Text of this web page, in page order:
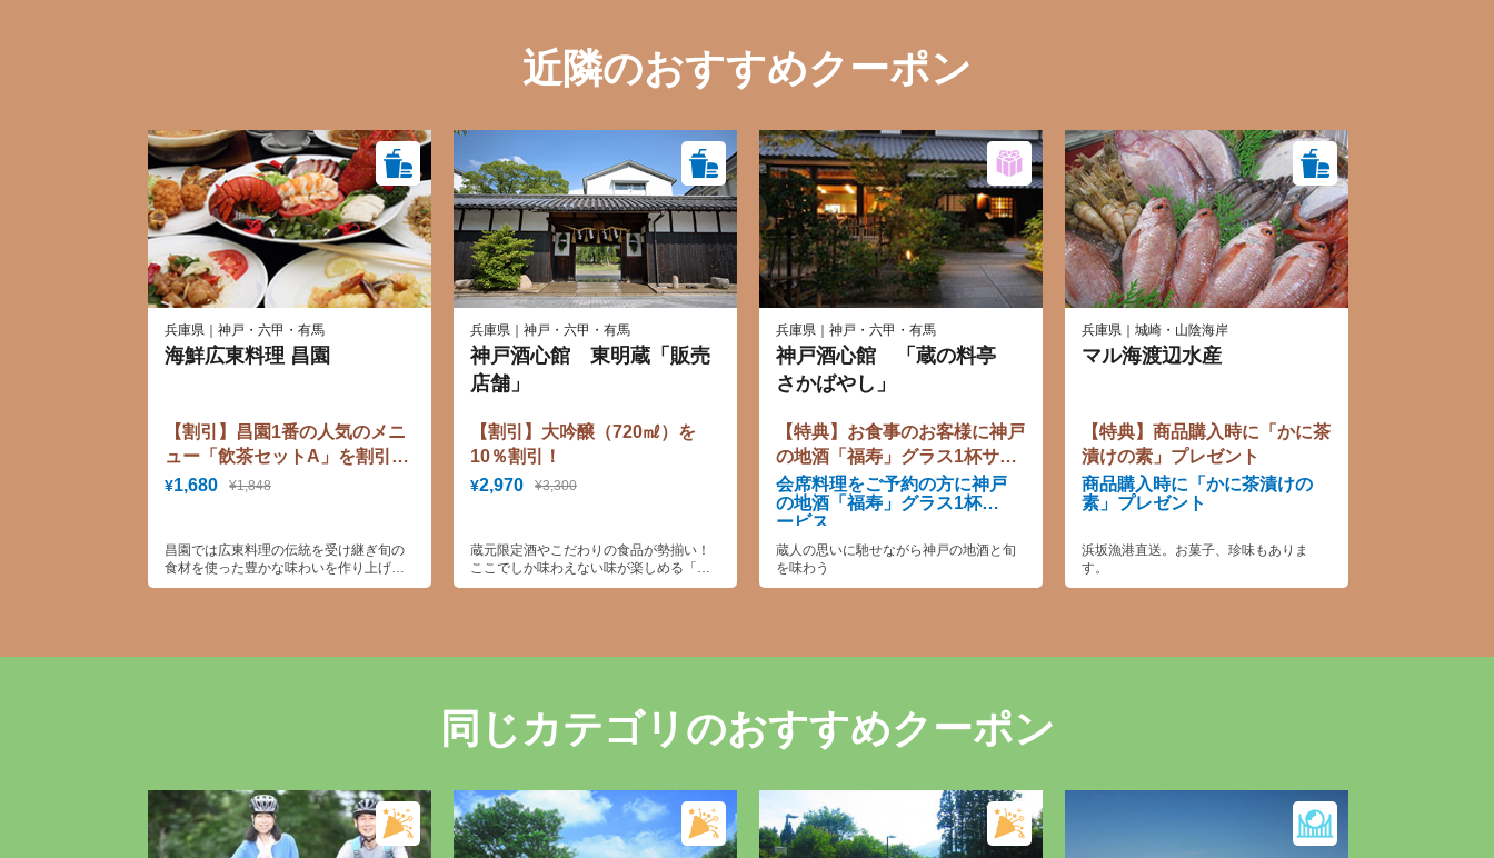
近隣のおすすめクーポン
兵庫県｜神戸・六甲・有馬
海鮮広東料理 昌園
【割引】昌園1番の人気のメニ
ュー「飲茶セットA」を割引価
格でご提供！1,814円 ⇒
¥1,680 ¥1,848
昌園では広東料理の伝統を受け継ぎ旬の
食材を使った豊かな味わいを作り上げ神
戸らしさを存分に堪能していただけま
兵庫県｜神戸・六甲・有馬
神戸酒心館 東明蔵「販売
店舗」
【割引】大吟醸（720㎖）を
10％割引！
¥2,970 ¥3,300
蔵元限定酒やこだわりの食品が勢揃い！
ここでしか味わえない味が楽しめる「東
明蔵」
兵庫県｜神戸・六甲・有馬
神戸酒心館 「蔵の料亭
さかばやし」
【特典】お食事のお客様に神戸
の地酒「福寿」グラス1杯サー
ビス
会席料理をご予約の方に神戸
の地酒「福寿」グラス1杯サ
ービス
蔵人の思いに馳せながら神戸の地酒と旬
を味わう
兵庫県｜城崎・山陰海岸
マル海渡辺水産
【特典】商品購入時に「かに茶
漬けの素」プレゼント
商品購入時に「かに茶漬けの
素」プレゼント
浜坂漁港直送。お菓子、珍味もありま
す。
同じカテゴリのおすすめクーポン